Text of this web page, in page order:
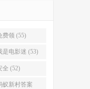
费领 (55)
是电影迷 (53)
全 (52)
蚁新村答案